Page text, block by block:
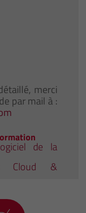
merci
par mail à :
de la
Cloud &